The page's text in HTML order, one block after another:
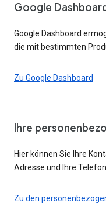
Google
Google Dashboard
die mit bestimmten
Zu Google Dashboard
Ihre
Hier können Sie Ihre
Adresse und Ihre
Zu den